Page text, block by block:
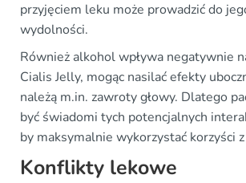
przyjęciem leku może prowadzić do
wydolności.
Również alkohol wpływa negatywnie
Cialis Jelly, mogąc nasilać efekty
należą m.in. zawroty głowy. Dlatego
być świadomi tych potencjalnych
by maksymalnie wykorzystać korzyści
Konflikty lekowe